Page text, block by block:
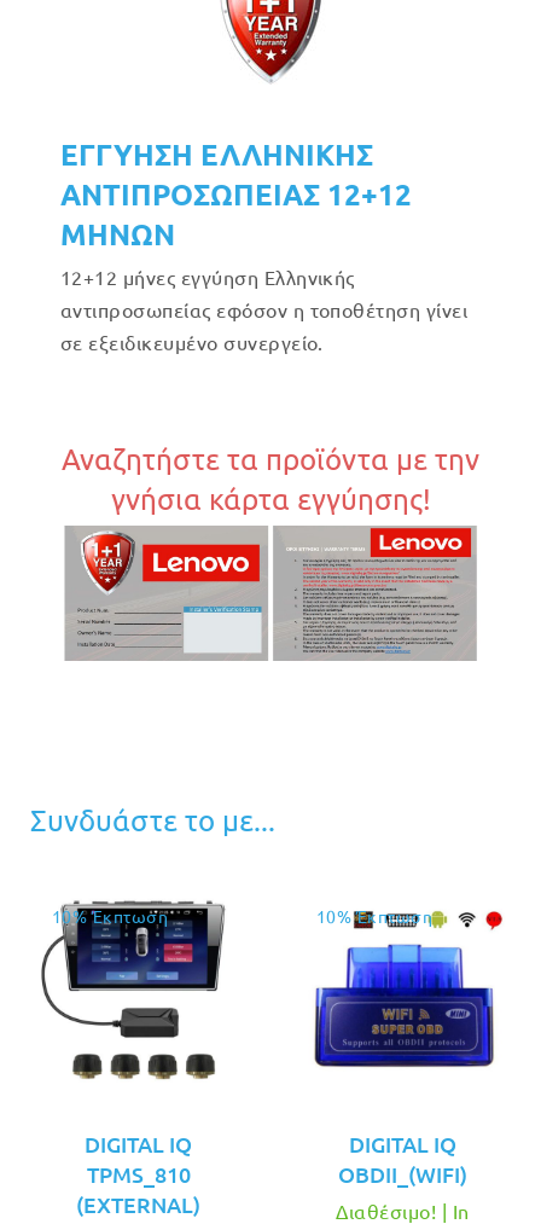
ΕΓΓΥΗΣΗ ΕΛΛΗΝΙΚΗΣ
ΑΝΤΙΠΡΟΣΩΠΕΙΑΣ 12+12
ΜΗΝΩΝ
12+12 μήνες εγγύηση Ελληνικής
αντιπροσωπείας εφόσον η τοποθέτηση γίνει
σε εξειδικευμένο συνεργείο.
Αναζητήστε τα προϊόντα με την
γνήσια κάρτα εγγύησης!
Συνδυάστε το με...
10% Έκπτωση
DIGITAL IQ
TPMS_810
(EXTERNAL)
10% Έκπτωση
DIGITAL IQ
OBDII_(WIFI)
Διαθέσιμο! | In